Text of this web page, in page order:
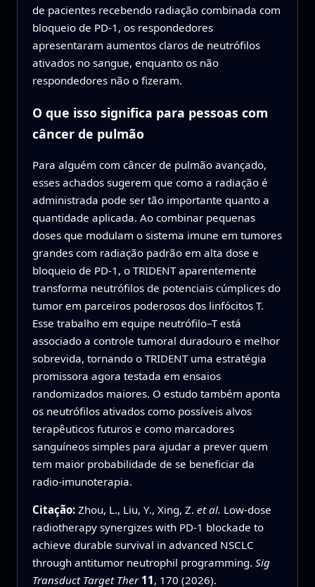
de pacientes recebendo radiação combinada com
bloqueio de PD‑1, os respondedores
apresentaram aumentos claros de neutrófilos
ativados no sangue, enquanto os não
respondedores não o fizeram.
O que isso significa para pessoas com
câncer de pulmão
Para alguém com câncer de pulmão avançado,
esses achados sugerem que como a radiação é
administrada pode ser tão importante quanto a
quantidade aplicada. Ao combinar pequenas
doses que modulam o sistema imune em tumores
grandes com radiação padrão em alta dose e
bloqueio de PD‑1, o TRIDENT aparentemente
transforma neutrófilos de potenciais cúmplices do
tumor em parceiros poderosos dos linfócitos T.
Esse trabalho em equipe neutrófilo–T está
associado a controle tumoral duradouro e melhor
sobrevida, tornando o TRIDENT uma estratégia
promissora agora testada em ensaios
randomizados maiores. O estudo também aponta
os neutrófilos ativados como possíveis alvos
terapêuticos futuros e como marcadores
sanguíneos simples para ajudar a prever quem
tem maior probabilidade de se beneficiar da
radio‑imunoterapia.
Citação: Zhou, L., Liu, Y., Xing, Z. et al. Low-dose
radiotherapy synergizes with PD-1 blockade to
achieve durable survival in advanced NSCLC
through antitumor neutrophil programming. Sig
Transduct Target Ther 11, 170 (2026).